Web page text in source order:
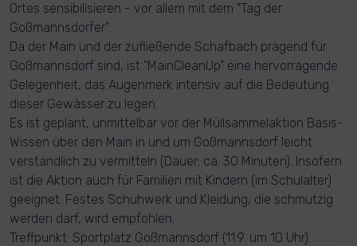
Ortes sensibilisieren - vor allem mit dem "Tag der
Goßmannsdorfer".
Da der Main und der zufließende Schafbach prägend für
Goßmannsdorf sind, ist "MainCleanUp" eine hervorragende
Gelegenheit, das Augenmerk intensiv auf die Bedeutung
dieser Gewässer zu legen.
Es ist geplant, unmittelbar vor der Müllsammelaktion Basis-
Wissen über den Main in und um Goßmannsdorf leicht
verständlich zu vermitteln (Dauer: ca. 30 Minuten). Insofern
ist die Aktion auch für Familien mit Kindern (im Schulalter)
geeignet. Festes Schuhwerk und Kleidung, die schmutzig
werden darf, wird empfohlen.
Treffpunkt: Sportplatz Goßmannsdorf (11.9. um 10 Uhr).